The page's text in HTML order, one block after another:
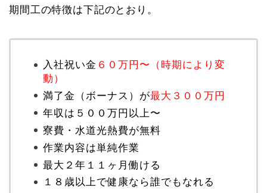
期間工の特徴は下記のとおり。
入社祝い金 ６０万円〜（時期により変
動）
満了金（ボーナス）が最大３００万円
年収は５００万円以上〜
寮費・水道光熱費が無料
作業内容は単純作業
最大２年１１ヶ月働ける
１８歳以上で健康なら誰でもなれる